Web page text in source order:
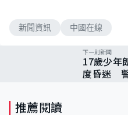
新聞資訊 中國在線
下一則新聞
17歲少年
度昏迷
推薦閱讀